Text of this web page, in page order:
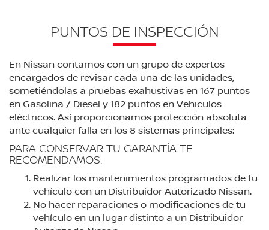
PUNTOS DE INSPECCIÓN
En Nissan contamos con un grupo de expertos
encargados de revisar cada una de las unidades,
sometiéndolas a pruebas exahustivas en 167 puntos
en Gasolina / Diesel y 182 puntos en Vehiculos
eléctricos. Así proporcionamos protección absoluta
ante cualquier falla en los 8 sistemas principales:
PARA CONSERVAR TU GARANTÍA TE
RECOMENDAMOS:
Realizar los mantenimientos programados de tu
vehículo con un Distribuidor Autorizado Nissan.
No hacer reparaciones o modificaciones de tu
vehículo en un lugar distinto a un Distribuidor